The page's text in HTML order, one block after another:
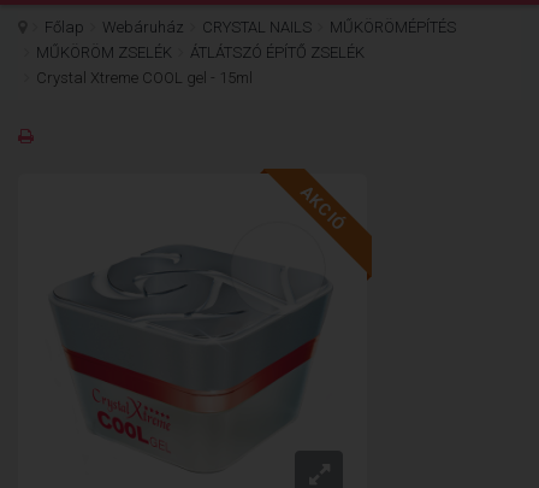
Főlap Webáruház CRYSTAL NAILS
MŰKÖRÖMÉPÍTÉS
MŰKÖRÖM ZSELÉK
ÁTLÁTSZÓ ÉPÍTŐ ZSELÉK
Crystal Xtreme COOL gel - 15ml
AKCIÓ